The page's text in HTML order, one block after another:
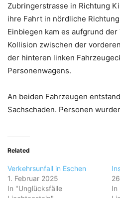
Zubringerstrasse in Richtung
ihre Fahrt in nördliche
Einbiegen kam es aufgrund
Kollision zwischen der
der hinteren linken
Personenwagens.
An beiden Fahrzeugen
Sachschaden. Personen
Related
Verkehrsunfall in Eschen
1. Februar 2025
In "Unglücksfälle
In